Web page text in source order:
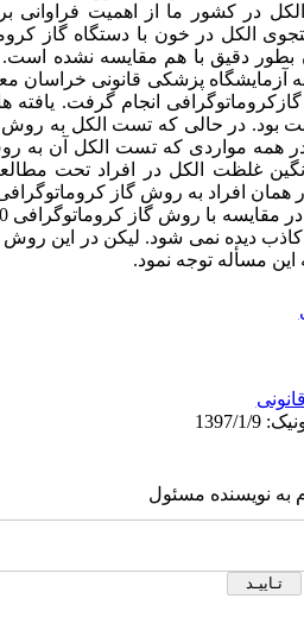
در کشور ما از اهمیت فراوانی
الکل در خون با دستگاه گاز
بطور دقیق با هم مقایسه نشده
که به آزمایشگاه پزشکی قانونی
انجام گرفت.
منفی و 49% مراجعین مثبت بود. در حالی که تست
مثبت شده بود. در همه مواردی که تست الکل
غلظت الکل در افراد تحت
مسأله توجه نمود.
به نویسنده مسئول